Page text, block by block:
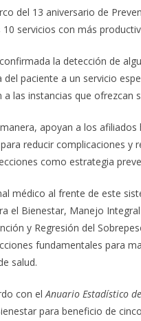
del 13 aniversario de
servicios con más
la detección de
del paciente a un servicio
a las instancias que ofrezcan
apoyan a los
reducir complicaciones y
como estrategia
médico al frente de este
el Bienestar, Manejo
y Regresión del
fundamentales para
salud.
con elAnuario Estadístico
para beneficio de